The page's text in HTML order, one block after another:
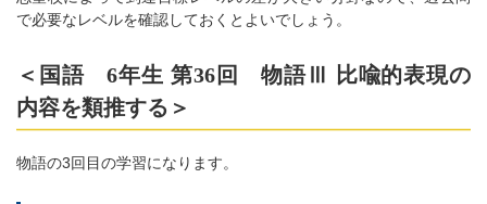
で必要なレベルを確認しておくとよいでしょう。
＜国語 6年生 第36回 物語Ⅲ 比喩的表現の
内容を類推する＞
物語の3回目の学習になります。